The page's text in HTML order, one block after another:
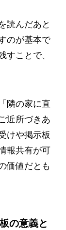
読んだあと
のが基本で
すことで、
隣の家に直
近所づきあ
けや掲示板
報共有が可
価値だとも
の意義と